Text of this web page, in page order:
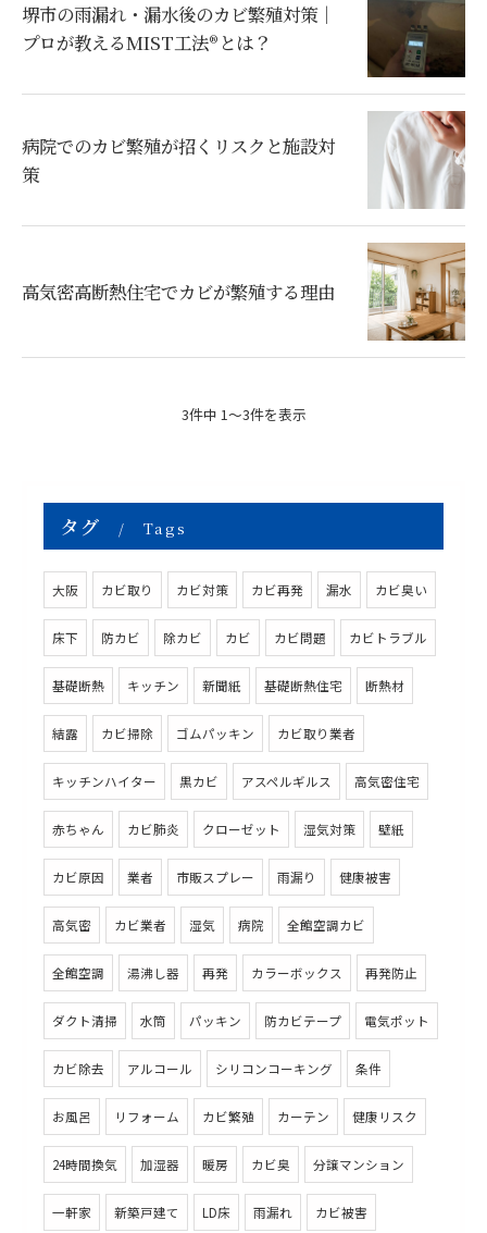
堺市の雨漏れ・漏水後のカビ繁殖対策｜
プロが教えるMIST工法®とは？
病院でのカビ繁殖が招くリスクと施設対
策
高気密高断熱住宅でカビが繁殖する理由
3件中 1～3件を表示
タグ Tags
大阪 カビ取り カビ対策 カビ再発 漏水 カビ臭い
床下 防カビ 除カビ カビ カビ問題 カビトラブル
基礎断熱 キッチン 新聞紙 基礎断熱住宅 断熱材
結露 カビ掃除 ゴムパッキン カビ取り業者
キッチンハイター 黒カビ アスペルギルス 高気密住宅
赤ちゃん カビ肺炎 クローゼット 湿気対策 壁紙
カビ原因 業者 市販スプレー 雨漏り 健康被害
高気密 カビ業者 湿気 病院 全館空調カビ
全館空調 湯沸し器 再発 カラーボックス 再発防止
ダクト清掃 水筒 パッキン 防カビテープ 電気ポット
カビ除去 アルコール シリコンコーキング 条件
お風呂 リフォーム カビ繁殖 カーテン 健康リスク
24時間換気 加湿器 暖房 カビ臭 分譲マンション
一軒家 新築戸建て LD床 雨漏れ カビ被害